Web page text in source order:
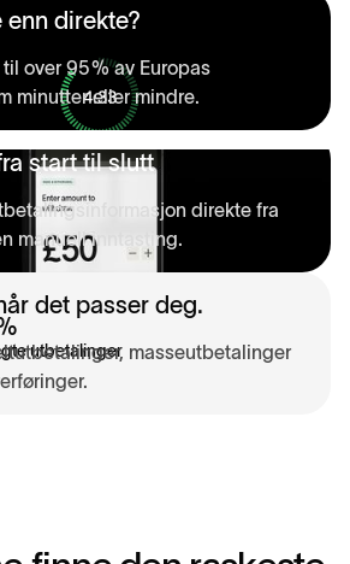
enn direkte?
over 95 % av Europas
minutter eller mindre.
start til slutt
direkte fra
manuell inntasting.
utbetalinger
det passer deg.
masseutbetalinger